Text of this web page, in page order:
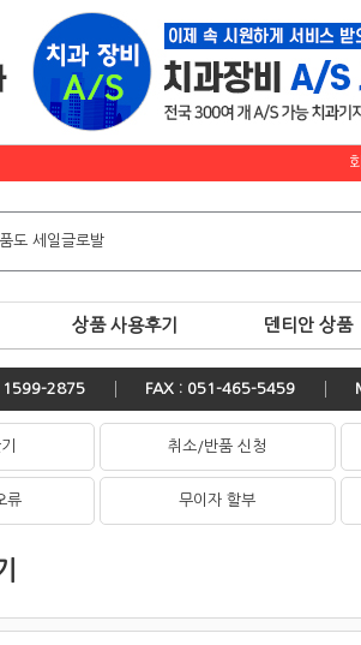
상품 사용후기 덴티안 상품
1599-2875 FAX : 051-465-5459
취소/반품 신청
류 무이자 할부